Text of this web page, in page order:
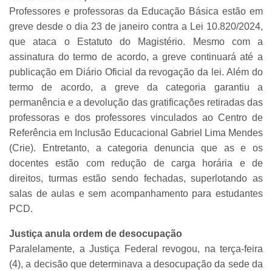
Professores e professoras da Educação Básica estão em
greve desde o dia 23 de janeiro contra a Lei 10.820/2024,
que ataca o Estatuto do Magistério. Mesmo com a
assinatura do termo de acordo, a greve continuará até a
publicação em Diário Oficial da revogação da lei. Além do
termo de acordo, a greve da categoria garantiu a
permanência e a devolução das gratificações retiradas das
professoras e dos professores vinculados ao Centro de
Referência em Inclusão Educacional Gabriel Lima Mendes
(Crie). Entretanto, a categoria denuncia que as e os
docentes estão com redução de carga horária e de
direitos, turmas estão sendo fechadas, superlotando as
salas de aulas e sem acompanhamento para estudantes
PCD.
Justiça anula ordem de desocupação
Paralelamente, a Justiça Federal revogou, na terça-feira
(4), a decisão que determinava a desocupação da sede da